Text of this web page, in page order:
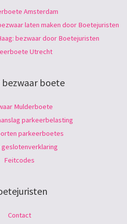
Amsterdam
laten maken door Boetejuristen
bezwaar door Boetejuristen
Utrecht
bezwaar boete
Mulderboete
parkeerbelasting
parkeerboetes
Feitcodes
Contact